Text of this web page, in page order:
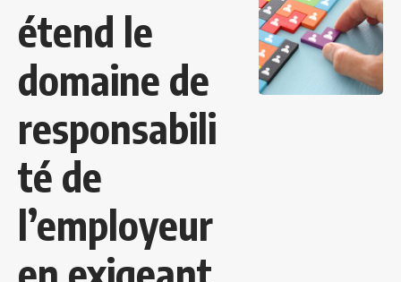
étend le
domaine de
responsabili
té de
l’employeur